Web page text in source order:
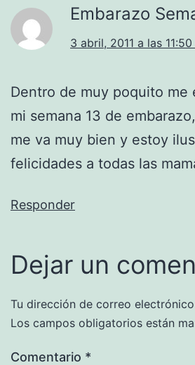
Embarazo
3 abril, 2011 a las 11:50
Dentro de muy poquito me
mi semana 13 de
me va muy bien y estoy
felicidades a todas las
Responder
Dejar un
Tu dirección de correo
Los campos obligatorios están
Comentario *